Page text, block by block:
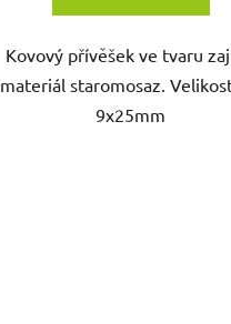
Kovový přívěšek ve tvaru
materiál staromosaz.
9x25mm